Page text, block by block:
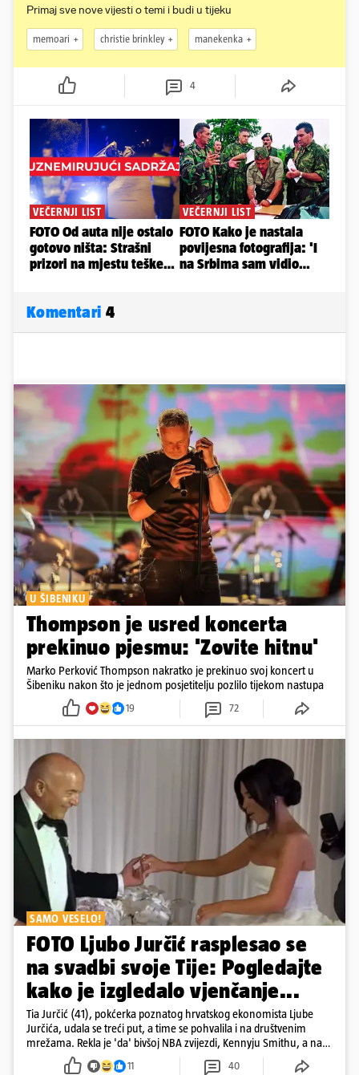
Primaj sve nove vijesti o temi i budi u tijeku
memoari christie brinkley manekenka
4
Komentari 4
U ŠIBENIKU
Thompson je usred koncerta
prekinuo pjesmu: 'Zovite hitnu'
Marko Perković Thompson nakratko je prekinuo svoj koncert u
Šibeniku nakon što je jednom posjetitelju pozlilo tijekom nastupa
19 72
SAMO VESELO!
FOTO Ljubo Jurčić rasplesao se
na svadbi svoje Tije: Pogledajte
kako je izgledalo vjenčanje...
Tia Jurčić (41), pokćerka poznatog hrvatskog ekonomista Ljube
Jurčića, udala se treći put, a time se pohvalila i na društvenim
mrežama. Rekla je 'da' bivšoj NBA zvijezdi, Kennyju Smithu, a na
snimkama i fotografijama je pokazala vesele trenutke s vjenčanja
11 40